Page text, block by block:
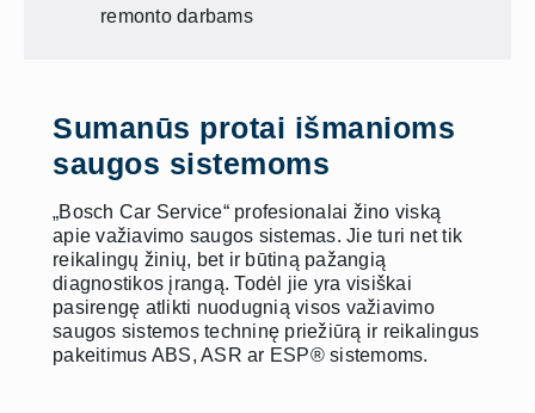
remonto darbams
Sumanūs protai išmanioms
saugos sistemoms
„Bosch Car Service“ profesionalai žino viską
apie važiavimo saugos sistemas. Jie turi net tik
reikalingų žinių, bet ir būtiną pažangią
diagnostikos įrangą. Todėl jie yra visiškai
pasirengę atlikti nuodugnią visos važiavimo
saugos sistemos techninę priežiūrą ir reikalingus
pakeitimus ABS, ASR ar ESP® sistemoms.